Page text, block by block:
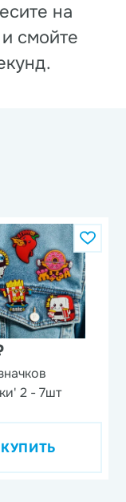
на
смойте
2 - 7шт
КУПИТЬ